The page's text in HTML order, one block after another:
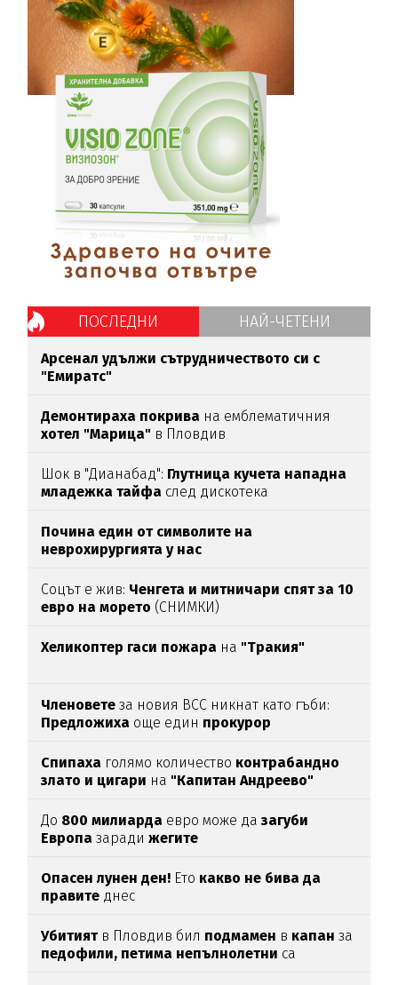
ПОСЛЕДНИ НАЙ-ЧЕТЕНИ
Арсенал удължи сътрудничеството си с
"Емиратс"
Демонтираха покрива на емблематичния
хотел "Марица" в Пловдив
Шок в "Дианабад": Глутница кучета нападна
младежка тайфа след дискотека
Почина един от символите на
неврохирургията у нас
Соцът е жив: Ченгета и митничари спят за 10
евро на морето (СНИМКИ)
Хеликоптер гаси пожара на "Тракия"
Членовете за новия ВСС никнат като гъби:
Предложиха още един прокурор
Спипаха голямо количество контрабандно
злато и цигари на "Капитан Андреево"
До 800 милиарда евро може дазагуби
Европа зарадижегите
Опасен лунен ден! Ето какво не бива да
правите днес
Убитиятв Пловдив бил подмамен в капан за
педофили, петима непълнолетни са